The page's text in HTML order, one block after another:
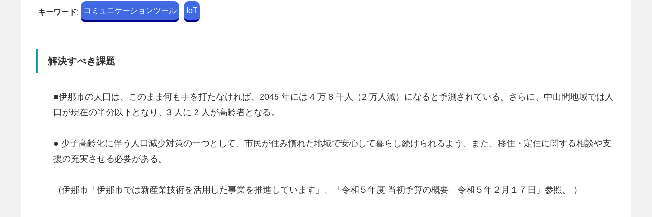
キーワード: コミュニケーションツール IoT
解決すべき課題
■伊那市の人口は、このまま何も手を打たなければ、2045 年には 4 万 8 千人（2 万人減）になると予測されている。さらに、中山間地域では人
口が現在の半分以下となり、3 人に 2 人が高齢者となる。
● 少子高齢化に伴う人口減少対策の一つとして、市民が住み慣れた地域で安心して暮らし続けられるよう、また、移住・定住に関する相談や支
援の充実させる必要がある。
（伊那市「伊那市では新産業技術を活用した事業を推進しています」、「令和５年度 当初予算の概要 令和５年２月１７日」参照。 ）